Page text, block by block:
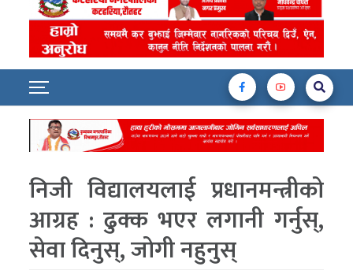
निजी विद्यालयलाई प्रधानमन्त्रीको
आग्रह : ढुक्क भएर लगानी गर्नुस्,
सेवा दिनुस्, जोगी नहुनुस्